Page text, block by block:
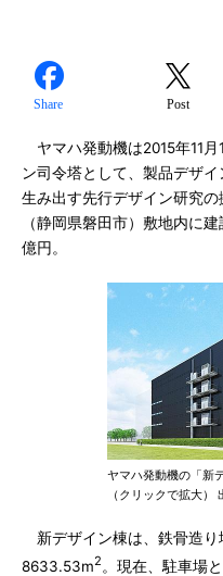
Share Post
ヤマハ発動機は2015年11月
ン司令塔として、製品デザ
生み出す先行デザイン研究
（静岡県磐田市）敷地内に
億円。
ヤマハ発動機の「新
（クリックで拡大）
新デザイン棟は、鉄骨造り
8633.53m2 。現在、駐車場